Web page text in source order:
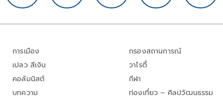
การเมือง
เปลว สีเงิน
คอลัมนิสต์
บทความ
กรองสถานการณ์
วาไรตี้
กีฬา
ท่องเที่ยว – ศิลปวัฒนธรรม